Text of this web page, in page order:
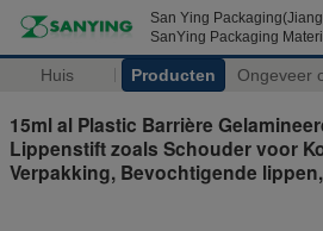
San Ying
SanYing Packaging
Huis Producten Ongeveer
15ml al Plastic Barrière
Lippenstift zoals Schouder voor
Verpakking, Bevochtigende